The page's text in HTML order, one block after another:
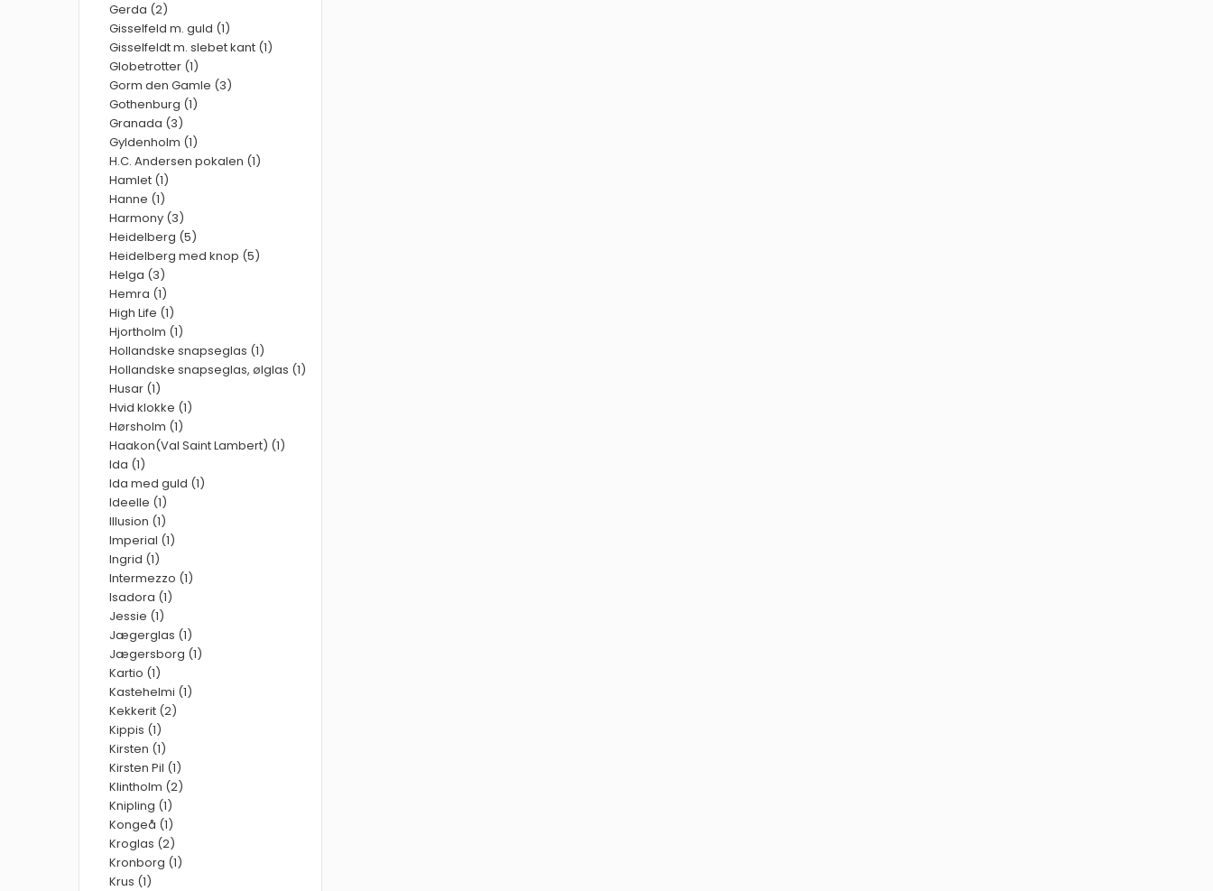
Gerda (2)
Gisselfeld m. guld (1)
Gisselfeldt m. slebet kant (1)
Globetrotter (1)
Gorm den Gamle (3)
Gothenburg (1)
Granada (3)
Gyldenholm (1)
H.C. Andersen pokalen (1)
Hamlet (1)
Hanne (1)
Harmony (3)
Heidelberg (5)
Heidelberg med knop (5)
Helga (3)
Hemra (1)
High Life (1)
Hjortholm (1)
Hollandske snapseglas (1)
Hollandske snapseglas, ølglas (1)
Husar (1)
Hvid klokke (1)
Hørsholm (1)
Haakon(Val Saint Lambert) (1)
Ida (1)
Ida med guld (1)
Ideelle (1)
Illusion (1)
Imperial (1)
Ingrid (1)
Intermezzo (1)
Isadora (1)
Jessie (1)
Jægerglas (1)
Jægersborg (1)
Kartio (1)
Kastehelmi (1)
Kekkerit (2)
Kippis (1)
Kirsten (1)
Kirsten Pil (1)
Klintholm (2)
Knipling (1)
Kongeå (1)
Kroglas (2)
Kronborg (1)
Krus (1)